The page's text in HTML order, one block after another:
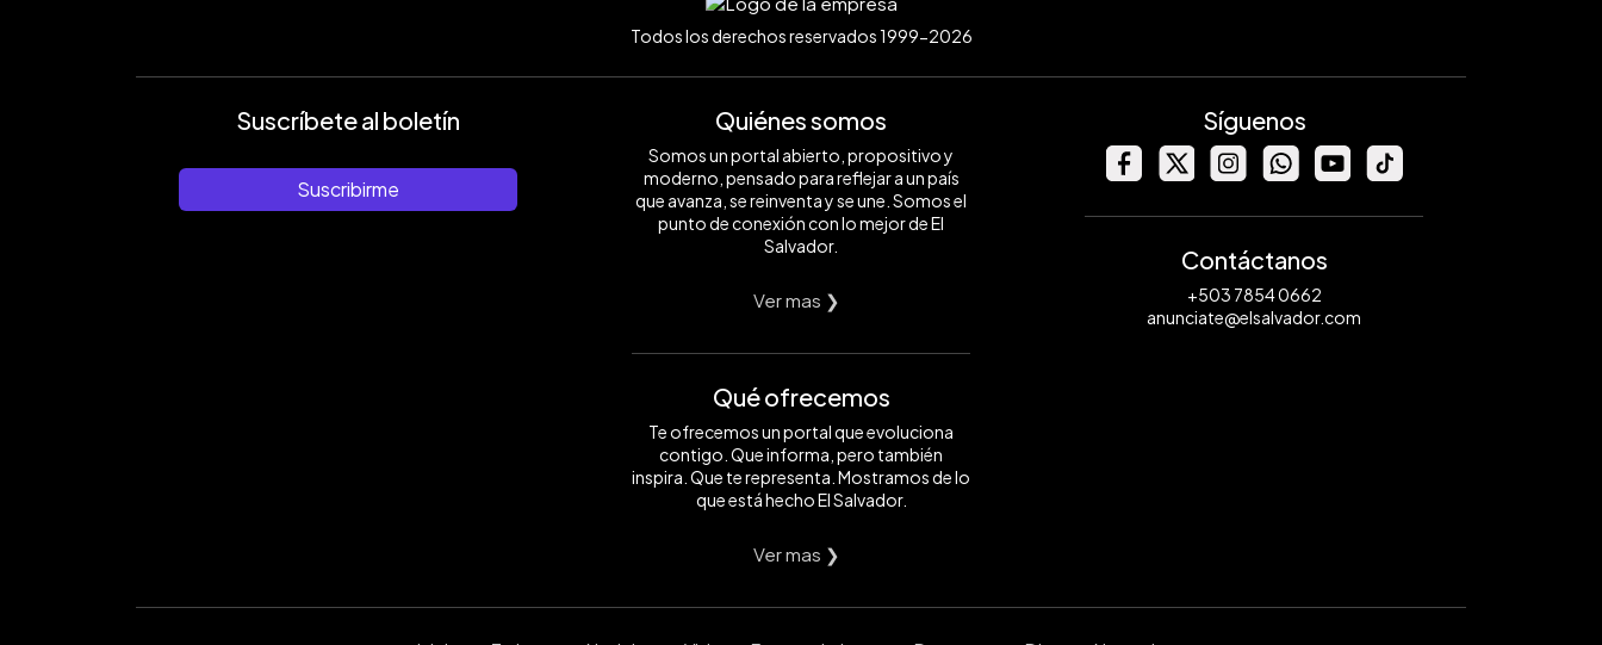
Todos los derechos reservados 1999-2026
Suscríbete al boletín
Suscribirme
Quiénes somos
Somos un portal abierto, propositivo y
moderno, pensado para reflejar a un país
que avanza, se reinventa y se une. Somos el
punto de conexión con lo mejor de El
Salvador.
Ver mas ❯
Qué ofrecemos
Te ofrecemos un portal que evoluciona
contigo. Que informa, pero también
inspira. Que te representa. Mostramos de lo
que está hecho El Salvador.
Ver mas ❯
Síguenos
Contáctanos
+503 7854 0662
anunciate@elsalvador.com